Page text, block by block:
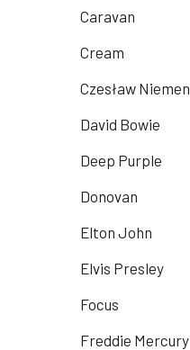
Caravan
Cream
Czesław Niemen
David Bowie
Deep Purple
Donovan
Elton John
Elvis Presley
Focus
Freddie Mercury